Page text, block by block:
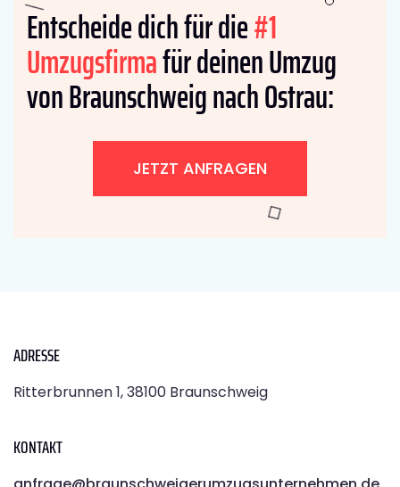
Entscheide dich für die#1
Umzugsfirmafür deinen Umzug
von Braunschweig nach Ostrau:
JETZT ANFRAGEN
ADRESSE
Ritterbrunnen 1, 38100 Braunschweig
KONTAKT